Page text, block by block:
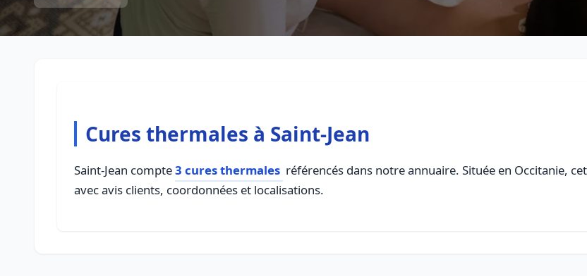
Cures thermales à Saint-Jean
Saint-Jean compte3 cures thermales référencés dans notre annuaire. Située en Occitanie,
avec avis clients, coordonnées et localisations.